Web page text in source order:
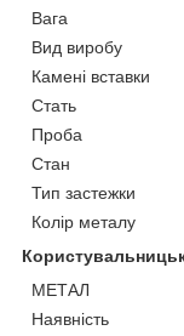
Вага
Вид виробу
Камені вставки
Стать
Проба
Стан
Тип застежки
Колір металу
МЕТАЛ
Наявність